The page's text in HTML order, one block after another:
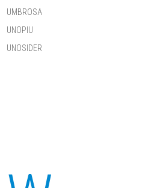
UMBROSA
UNOPIU
UNOSIDER